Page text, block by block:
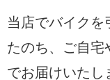
当店でバイクを
たのち、ご自宅
でお届けいたし